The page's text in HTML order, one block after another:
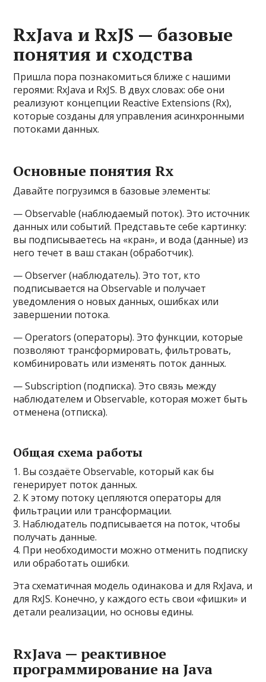
RxJava и RxJS — базовые
понятия и сходства
Пришла пора познакомиться ближе с нашими
героями: RxJava и RxJS. В двух словах: обе они
реализуют концепции Reactive Extensions (Rx),
которые созданы для управления асинхронными
потоками данных.
Основные понятия Rx
Давайте погрузимся в базовые элементы:
— Observable (наблюдаемый поток). Это источник
данных или событий. Представьте себе картинку:
вы подписываетесь на «кран», и вода (данные) из
него течет в ваш стакан (обработчик).
— Observer (наблюдатель). Это тот, кто
подписывается на Observable и получает
уведомления о новых данных, ошибках или
завершении потока.
— Operators (операторы). Это функции, которые
позволяют трансформировать, фильтровать,
комбинировать или изменять поток данных.
— Subscription (подписка). Это связь между
наблюдателем и Observable, которая может быть
отменена (отписка).
Общая схема работы
1. Вы создаёте Observable, который как бы
генерирует поток данных.
2. К этому потоку цепляются операторы для
фильтрации или трансформации.
3. Наблюдатель подписывается на поток, чтобы
получать данные.
4. При необходимости можно отменить подписку
или обработать ошибки.
Эта схематичная модель одинакова и для RxJava, и
для RxJS. Конечно, у каждого есть свои «фишки» и
детали реализации, но основы едины.
RxJava — реактивное
программирование на Java